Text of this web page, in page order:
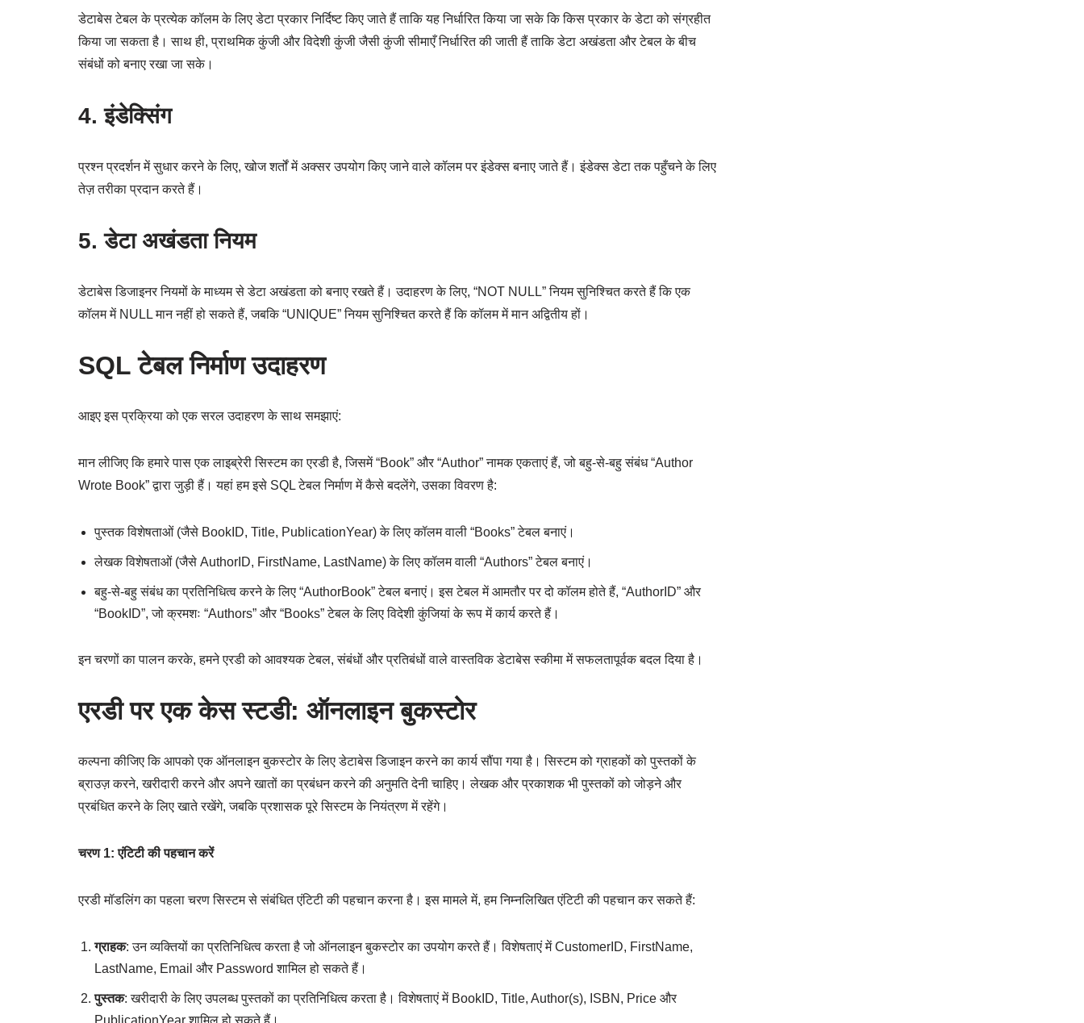
डेटाबेस टेबल के प्रत्येक कॉलम के लिए डेटा प्रकार निर्दिष्ट किए जाते हैं ताकि यह निर्धारित किया जा सके कि किस प्रकार के डेटा को संग्रहीत
किया जा सकता है। साथ ही, प्राथमिक कुंजी और विदेशी कुंजी जैसी कुंजी सीमाएँ निर्धारित की जाती हैं ताकि डेटा अखंडता और टेबल के बीच
संबंधों को बनाए रखा जा सके।
4. इंडेक्सिंग
प्रश्न प्रदर्शन में सुधार करने के लिए, खोज शर्तों में अक्सर उपयोग किए जाने वाले कॉलम पर इंडेक्स बनाए जाते हैं। इंडेक्स डेटा तक पहुँचने के लिए
तेज़ तरीका प्रदान करते हैं।
5. डेटा अखंडता नियम
डेटाबेस डिजाइनर नियमों के माध्यम से डेटा अखंडता को बनाए रखते हैं। उदाहरण के लिए, “NOT NULL” नियम सुनिश्चित करते हैं कि एक
कॉलम में NULL मान नहीं हो सकते हैं, जबकि “UNIQUE” नियम सुनिश्चित करते हैं कि कॉलम में मान अद्वितीय हों।
SQL टेबल निर्माण उदाहरण
आइए इस प्रक्रिया को एक सरल उदाहरण के साथ समझाएं:
मान लीजिए कि हमारे पास एक लाइब्रेरी सिस्टम का एरडी है, जिसमें “Book” और “Author” नामक एकताएं हैं, जो बहु-से-बहु संबंध “Author
Wrote Book” द्वारा जुड़ी हैं। यहां हम इसे SQL टेबल निर्माण में कैसे बदलेंगे, उसका विवरण है:
पुस्तक विशेषताओं (जैसे BookID, Title, PublicationYear) के लिए कॉलम वाली “Books” टेबल बनाएं।
लेखक विशेषताओं (जैसे AuthorID, FirstName, LastName) के लिए कॉलम वाली “Authors” टेबल बनाएं।
बहु-से-बहु संबंध का प्रतिनिधित्व करने के लिए “AuthorBook” टेबल बनाएं। इस टेबल में आमतौर पर दो कॉलम होते हैं, “AuthorID” और
“BookID”, जो क्रमशः “Authors” और “Books” टेबल के लिए विदेशी कुंजियां के रूप में कार्य करते हैं।
इन चरणों का पालन करके, हमने एरडी को आवश्यक टेबल, संबंधों और प्रतिबंधों वाले वास्तविक डेटाबेस स्कीमा में सफलतापूर्वक बदल दिया है।
एरडी पर एक केस स्टडी: ऑनलाइन बुकस्टोर
कल्पना कीजिए कि आपको एक ऑनलाइन बुकस्टोर के लिए डेटाबेस डिजाइन करने का कार्य सौंपा गया है। सिस्टम को ग्राहकों को पुस्तकों के
ब्राउज़ करने, खरीदारी करने और अपने खातों का प्रबंधन करने की अनुमति देनी चाहिए। लेखक और प्रकाशक भी पुस्तकों को जोड़ने और
प्रबंधित करने के लिए खाते रखेंगे, जबकि प्रशासक पूरे सिस्टम के नियंत्रण में रहेंगे।
चरण 1: एंटिटी की पहचान करें
एरडी मॉडलिंग का पहला चरण सिस्टम से संबंधित एंटिटी की पहचान करना है। इस मामले में, हम निम्नलिखित एंटिटी की पहचान कर सकते हैं:
ग्राहक: उन व्यक्तियों का प्रतिनिधित्व करता है जो ऑनलाइन बुकस्टोर का उपयोग करते हैं। विशेषताएं में CustomerID, FirstName,
LastName, Email और Password शामिल हो सकते हैं।
पुस्तक: खरीदारी के लिए उपलब्ध पुस्तकों का प्रतिनिधित्व करता है। विशेषताएं में BookID, Title, Author(s), ISBN, Price और
PublicationYear शामिल हो सकते हैं।